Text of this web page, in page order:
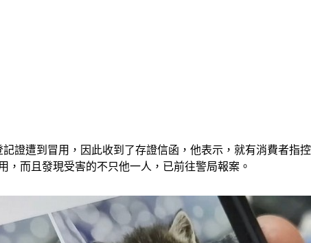
證遭到冒用，因此收到了存證信函，他表示，就有消費者指
而且發現受害的不只他一人，已前往警局報案。